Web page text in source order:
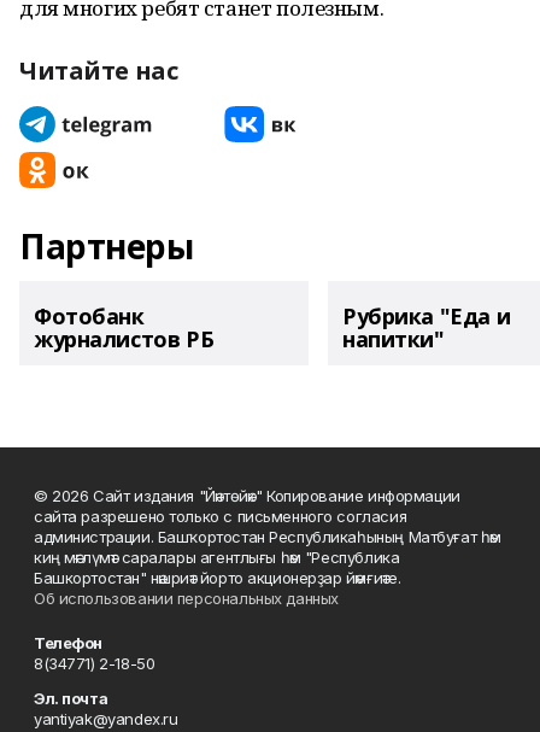
для многих ребят станет полезным.
Читайте нас
Партнеры
Фотобанк
журналистов РБ
Рубрика "Еда и
напитки"
© 2026 Сайт издания "Йәнтөйәк" Копирование информации
сайта разрешено только с письменного согласия
администрации. Башҡортостан Республикаһының Матбуғат һәм
киң мәғлүмәт саралары агентлығы һәм "Республика
Башкортостан" нәшриәт йорто акционерҙар йәмғиәте.
Об использовании персональных данных
Телефон
8(34771) 2-18-50
Эл. почта
yantiyak@yandex.ru